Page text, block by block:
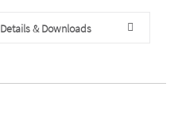
Details & Downloads